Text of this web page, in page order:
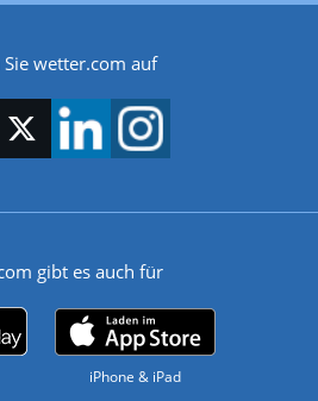
Sie wetter.com auf
gibt es auch für
iPhone & iPad